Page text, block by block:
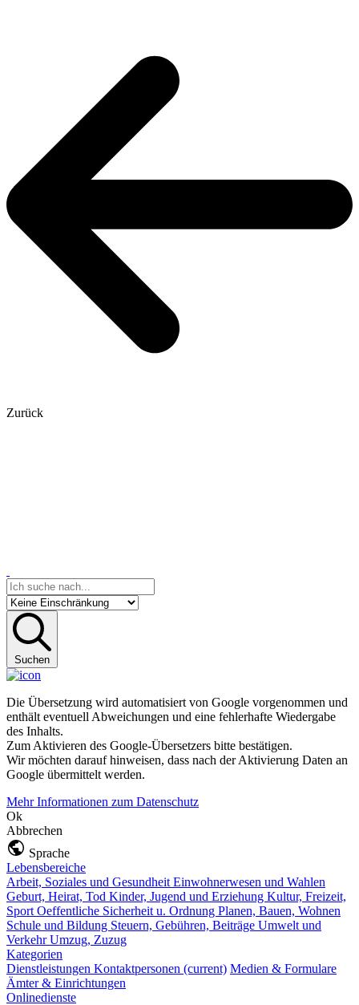
Zurück
Suchen
Die Übersetzung wird automatisiert von Google vorgenommen und
enthält eventuell Abweichungen und eine fehlerhafte Wiedergabe
des Inhalts.
Zum Aktivieren des Google-Übersetzers bitte bestätigen.
Wir möchten darauf hinweisen, dass nach der Aktivierung Daten an
Google übermittelt werden.
Mehr Informationen zum Datenschutz
Ok
Abbrechen
Sprache
Lebensbereiche
Arbeit, Soziales und Gesundheit Einwohnerwesen und Wahlen
Geburt, Heirat, Tod Kinder, Jugend und Erziehung Kultur, Freizeit,
Sport Oeffentliche Sicherheit u. Ordnung Planen, Bauen, Wohnen
Schule und Bildung Steuern, Gebühren, Beiträge Umwelt und
VerkehrUmzug, Zuzug
Kategorien
Dienstleistungen Kontaktpersonen (current) Medien & Formulare
Ämter & Einrichtungen
Onlinedienste